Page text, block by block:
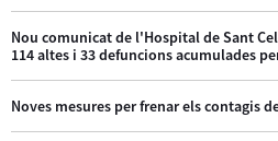
Nou comunicat de l'Hospital de Sant
114 altes i 33 defuncions acumulades
Noves mesures per frenar els contagis